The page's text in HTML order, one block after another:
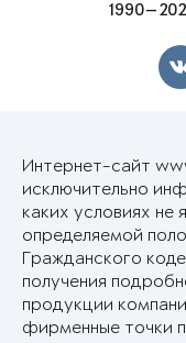
Интернет-сайт
исключительно
каких условиях не
определяемой
Гражданского
получения
продукции
фирменные точки